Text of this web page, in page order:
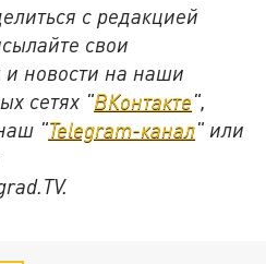
с редакцией
свои
новости на наши
сетях "ВКонтакте",
"Telegram-канал" или